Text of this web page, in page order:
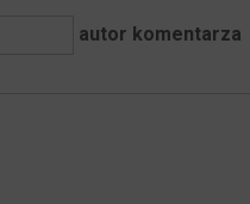
autor komentarza